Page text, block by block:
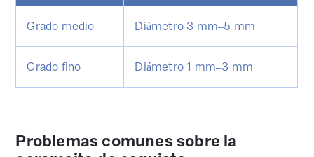
Grado medio Diámetro 3 mm–5 mm
Grado fino Diámetro 1 mm–3 mm
Problemas comunes sobre la